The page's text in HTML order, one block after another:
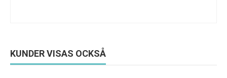
KUNDER VISAS OCKSÅ